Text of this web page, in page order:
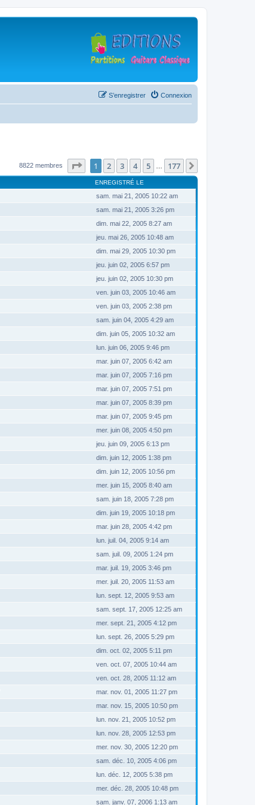
Connexion
S’enregistrer
8822 membres Page sur177
1 2 3 4 5 177
ENREGISTRÉ LE
sam. mai 21, 2005 10:22 am
sam. mai 21, 2005 3:26 pm
dim. mai 22, 2005 8:27 am
jeu. mai 26, 2005 10:48 am
dim. mai 29, 2005 10:30 pm
jeu. juin 02, 2005 6:57 pm
jeu. juin 02, 2005 10:30 pm
ven. juin 03, 2005 10:46 am
ven. juin 03, 2005 2:38 pm
sam. juin 04, 2005 4:29 am
dim. juin 05, 2005 10:32 am
lun. juin 06, 2005 9:46 pm
mar. juin 07, 2005 6:42 am
mar. juin 07, 2005 7:16 pm
mar. juin 07, 2005 7:51 pm
mar. juin 07, 2005 8:39 pm
mar. juin 07, 2005 9:45 pm
mer. juin 08, 2005 4:50 pm
jeu. juin 09, 2005 6:13 pm
dim. juin 12, 2005 1:38 pm
dim. juin 12, 2005 10:56 pm
mer. juin 15, 2005 8:40 am
sam. juin 18, 2005 7:28 pm
dim. juin 19, 2005 10:18 pm
mar. juin 28, 2005 4:42 pm
lun. juil. 04, 2005 9:14 am
sam. juil. 09, 2005 1:24 pm
mar. juil. 19, 2005 3:46 pm
mer. juil. 20, 2005 11:53 am
lun. sept. 12, 2005 9:53 am
sam. sept. 17, 2005 12:25 am
mer. sept. 21, 2005 4:12 pm
lun. sept. 26, 2005 5:29 pm
dim. oct. 02, 2005 5:11 pm
ven. oct. 07, 2005 10:44 am
ven. oct. 28, 2005 11:12 am
mar. nov. 01, 2005 11:27 pm
mar. nov. 15, 2005 10:50 pm
lun. nov. 21, 2005 10:52 pm
lun. nov. 28, 2005 12:53 pm
mer. nov. 30, 2005 12:20 pm
sam. déc. 10, 2005 4:06 pm
lun. déc. 12, 2005 5:38 pm
mer. déc. 28, 2005 10:48 pm
sam. janv. 07, 2006 1:13 am